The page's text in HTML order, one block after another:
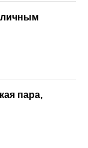
личным
пара,